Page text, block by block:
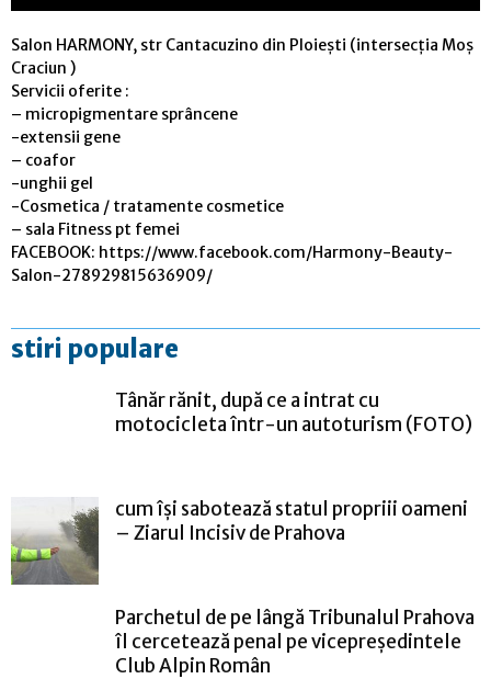
Salon HARMONY, str Cantacuzino din Ploiești (intersecția Moș
Craciun )
Servicii oferite :
– micropigmentare sprâncene
-extensii gene
– coafor
-unghii gel
-Cosmetica / tratamente cosmetice
– sala Fitness pt femei
FACEBOOK: https://www.facebook.com/Harmony-Beauty-
Salon-278929815636909/
stiri populare
Tânăr rănit, după ce a intrat cu
motocicleta într-un autoturism (FOTO)
cum își sabotează statul propriii oameni
– Ziarul Incisiv de Prahova
Parchetul de pe lângă Tribunalul Prahova
îl cercetează penal pe vicepreședintele
Club Alpin Român